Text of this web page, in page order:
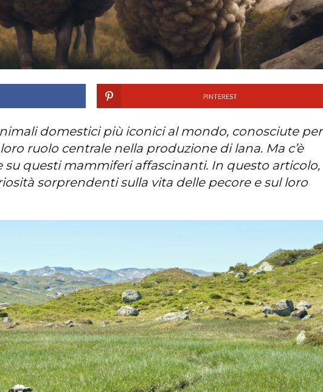
PINTEREST
domestici più iconici al mondo, conosciute per
ruolo centrale nella produzione di lana. Ma c’è
questi mammiferi affascinanti. In questo articolo,
sorprendenti sulla vita delle pecore e sul loro